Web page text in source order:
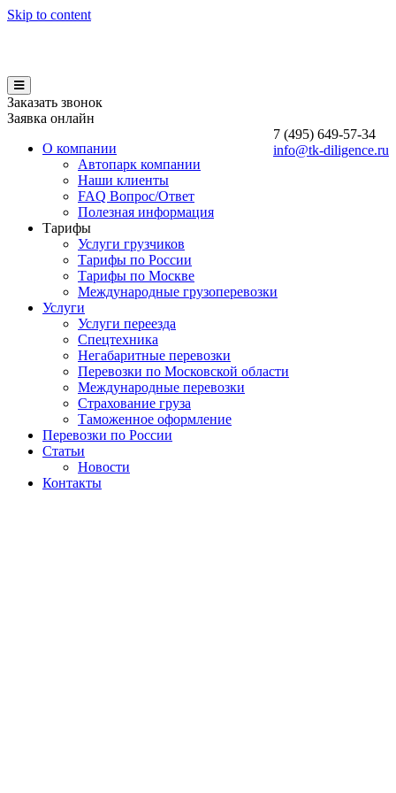
Skip to content
Заказать звонок
Заявка онлайн
7 (495) 649-57-34
info@tk-diligence.ru
О компании
Автопарк компании
Наши клиенты
FAQ Вопрос/Ответ
Полезная информация
Тарифы
Услуги грузчиков
Тарифы по России
Тарифы по Москве
Международные грузоперевозки
Услуги
Услуги переезда
Спецтехника
Негабаритные перевозки
Перевозки по Московской области
Международные перевозки
Страхование груза
Таможенное оформление
Перевозки по России
Статьи
Новости
Контакты